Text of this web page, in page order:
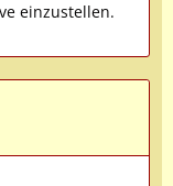
einzustellen.